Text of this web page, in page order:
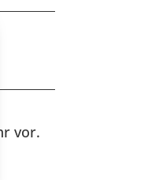
vor.